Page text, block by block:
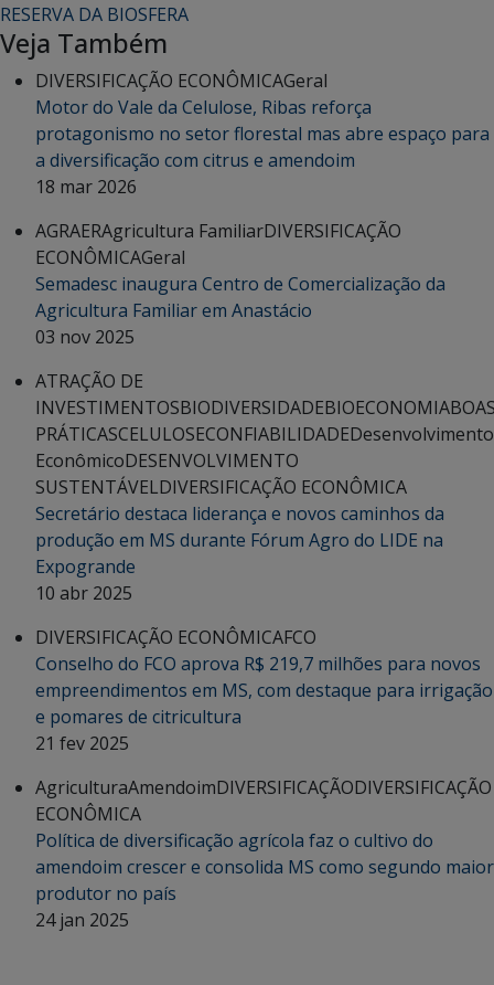
RESERVA DA BIOSFERA
Veja Também
DIVERSIFICAÇÃO ECONÔMICAGeral
Motor do Vale da Celulose, Ribas reforça
protagonismo no setor florestal mas abre espaço para
a diversificação com citrus e amendoim
18 mar 2026
AGRAERAgricultura FamiliarDIVERSIFICAÇÃO
ECONÔMICAGeral
Semadesc inaugura Centro de Comercialização da
Agricultura Familiar em Anastácio
03 nov 2025
ATRAÇÃO DE
INVESTIMENTOSBIODIVERSIDADEBIOECONOMIA
PRÁTICASCELULOSECONFIABILIDADEDesenvolvimento
EconômicoDESENVOLVIMENTO
SUSTENTÁVELDIVERSIFICAÇÃO ECONÔMICA
Secretário destaca liderança e novos caminhos da
produção em MS durante Fórum Agro do LIDE na
Expogrande
10 abr 2025
DIVERSIFICAÇÃO ECONÔMICAFCO
Conselho do FCO aprova R$ 219,7 milhões para novos
empreendimentos em MS, com destaque para irrigação
e pomares de citricultura
21 fev 2025
AgriculturaAmendoimDIVERSIFICAÇÃODIVERSIFICAÇÃO
ECONÔMICA
Política de diversificação agrícola faz o cultivo do
amendoim crescer e consolida MS como segundo maior
produtor no país
24 jan 2025